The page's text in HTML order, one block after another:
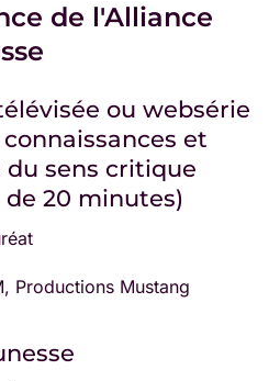
de l'Alliance
ou websérie
et
sens critique
20 minutes)
Productions Mustang